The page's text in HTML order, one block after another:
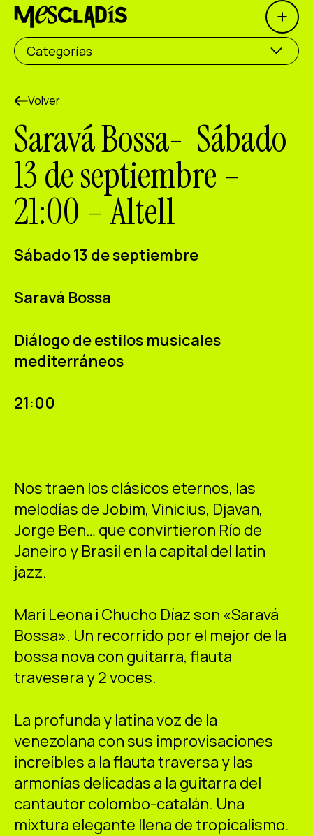
Open
Productora social
Productora de experiencias
Productora de empleo
Productora de conocimiento
Productora cultural
Agenda
Blog
Categorías
Volver
Saravá Bossa- Sábado
13 de septiembre –
21:00 – Altell
Sábado 13 de septiembre
Saravá Bossa
Diálogo de estilos musicales
mediterráneos
21:00
Nos traen los clásicos eternos, las
melodías de Jobim, Vinicius, Djavan,
Jorge Ben… que convirtieron Río de
Janeiro y Brasil en la capital del latin
jazz.
Mari Leona i Chucho Díaz son «Saravá
Bossa». Un recorrido por el mejor de la
bossa nova con guitarra, flauta
travesera y 2 voces.
La profunda y latina voz de la
venezolana con sus improvisaciones
increíbles a la flauta traversa y las
armonías delicadas a la guitarra del
cantautor colombo-catalán. Una
mixtura elegante llena de tropicalismo.